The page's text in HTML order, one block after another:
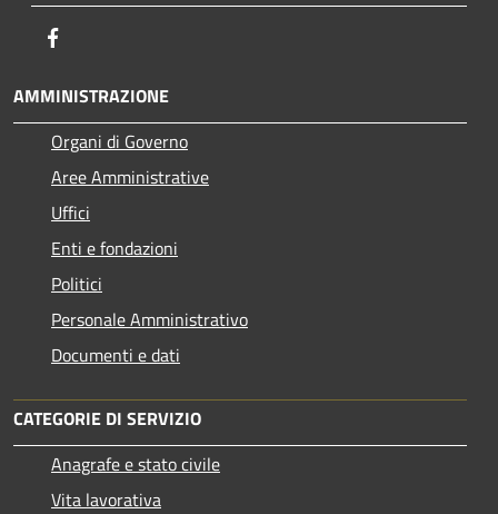
AMMINISTRAZIONE
Organi di Governo
Aree Amministrative
Uffici
Enti e fondazioni
Politici
Personale Amministrativo
Documenti e dati
CATEGORIE DI SERVIZIO
Anagrafe e stato civile
Vita lavorativa